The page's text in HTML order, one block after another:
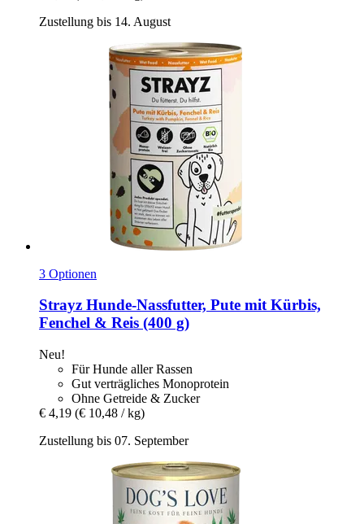
Zustellung bis 14. August
3 Optionen
Strayz Hunde-​Nassfutter, Pute mit Kürbis,
Fenchel & Reis (400 g)
Neu!
Für Hunde aller Rassen
Gut verträgliches Monoprotein
Ohne Getreide & Zucker
€ 4,19 (€ 10,48 / kg)
Zustellung bis 07. September